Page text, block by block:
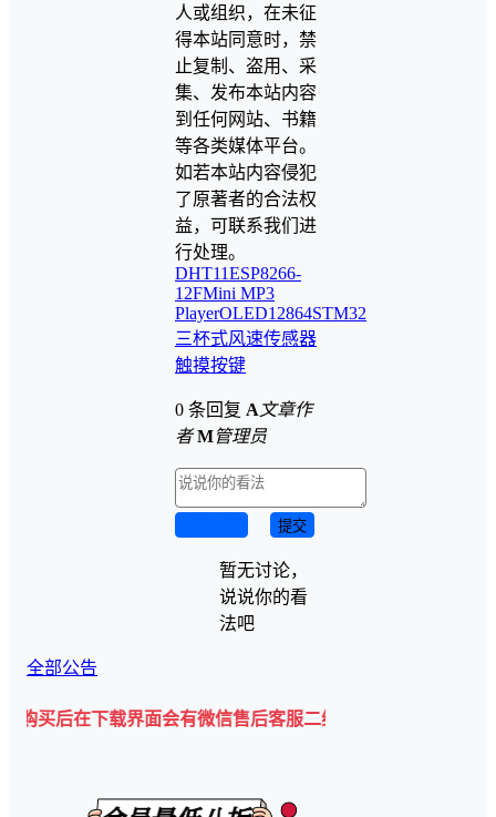
人或组织，在未征
得本站同意时，禁
止复制、盗用、采
集、发布本站内容
到任何网站、书籍
等各类媒体平台。
如若本站内容侵犯
了原著者的合法权
益，可联系我们进
行处理。
DHT11ESP8266-
12FMini MP3
PlayerOLED12864STM32
三杯式风速传感器
触摸按键
0 条回复 A 文章作
者 M管理员
提交
暂无讨论，
说说你的看
法吧
全部公告
载界面会有微信售后客服二维码💡